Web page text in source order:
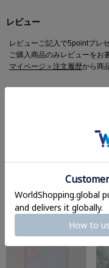
レビュー
レビューご記入で5pointプレ
ご購入商品のみレビューをお
マイページ＞注文履歴から商
レビュ
Set Suggestion
シール買うならこ
シル活、もっと楽しめる♪